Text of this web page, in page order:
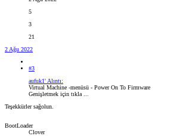
5
3
21
2 Ağu 2022
#3
aufuk1' Alıntı:
Virtual Machine -menüsü - Power On To Firmware
Genişletmek için tıkla ...
Teşekkürler sağolun.
BootLoader
Clover